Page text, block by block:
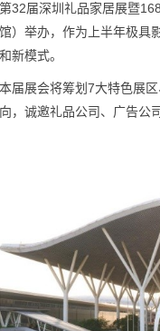
第32届深圳礼品家居展暨
）举办，作为上半年极具
新模式。
本届展会将筹划7大特色展
，诚邀礼品公司、广告公